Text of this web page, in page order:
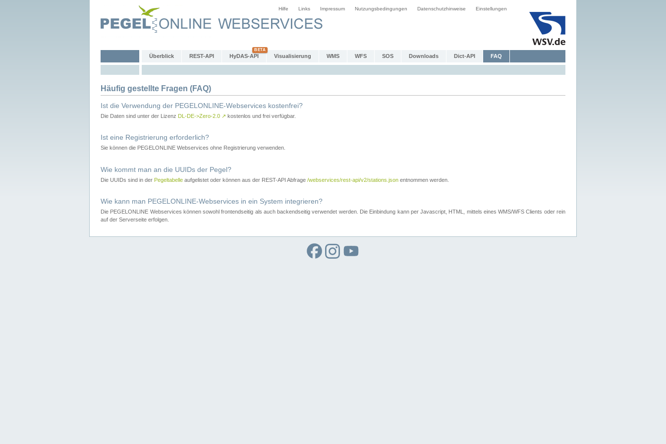
Hilfe Links Impressum Nutzungsbedingungen Datenschutzhinweise Einstellungen
Überblick REST-API HyDAS-API Visualisierung WMS WFS SOS Downloads Dict-API FAQ
Häufig gestellte Fragen (FAQ)
Ist die Verwendung der PEGELONLINE-Webservices kostenfrei?
Die Daten sind unter der Lizenz DL-DE->Zero-2.0 ↗ kostenlos und frei verfügbar.
Ist eine Registrierung erforderlich?
Sie können die PEGELONLINE Webservices ohne Registrierung verwenden.
Wie kommt man an die UUIDs der Pegel?
Die UUIDs sind in der Pegeltabelle aufgelistet oder können aus der REST-API Abfrage /webservices/rest-api/v2/stations.json entnommen werden.
Wie kann man PEGELONLINE-Webservices in ein System integrieren?
Die PEGELONLINE Webservices können sowohl frontendseitig als auch backendseitig verwendet werden. Die Einbindung kann per Javascript, HTML, mittels eines WMS/WFS Clients oder rein
auf der Serverseite erfolgen.